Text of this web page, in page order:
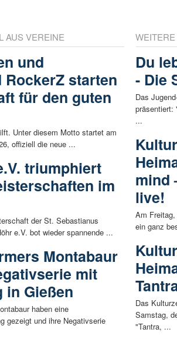
AUS VEREINE
und
RockerZ starten
für den guten
Unter diesem Motto startet am
offiziell die neue ...
triumphiert
im
der St. Sebastianus
e.V. bot wieder spannende ...
Montabaur
mit
in Gießen
haben eine
gezeigt und ihre Negativserie
Du
- Die
Das
präsentiert:
...
mind
live!
Am
ein ganz
Das
Samstag,
"Tantra, ...